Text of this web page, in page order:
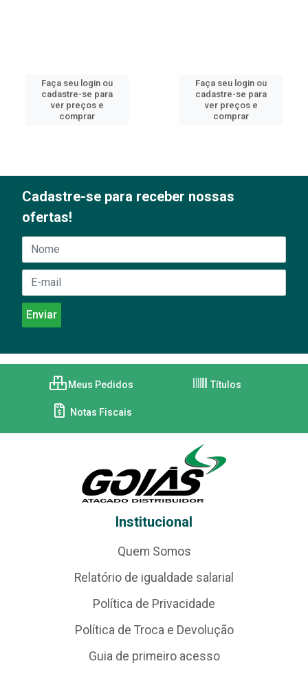
Faça seu login ou
cadastre-se para
ver preços e
comprar
Faça seu login ou
cadastre-se para
ver preços e
comprar
Cadastre-se para receber nossas
ofertas!
Meus Pedidos Títulos
Notas Fiscais
Institucional
Quem Somos
Relatório de igualdade salarial
Política de Privacidade
Política de Troca e Devolução
Guia de primeiro acesso